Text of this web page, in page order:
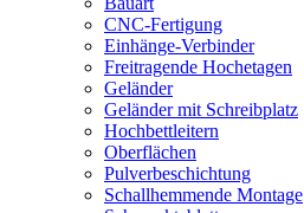
CNC-Fertigung
Einhänge-Verbinder
Freitragende Hochetagen
Geländer
Geländer mit Schreibplatz
Hochbettleitern
Oberflächen
Pulverbeschichtung
Schallhemmende Montage